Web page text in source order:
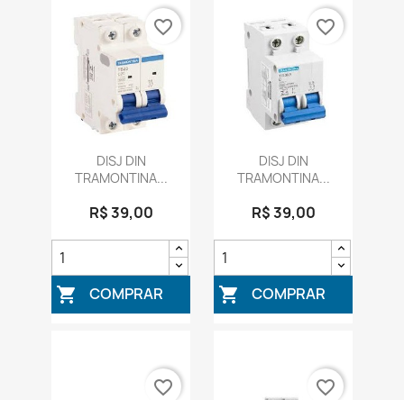
DISJ DIN
TRAMONTINA...
R$ 39,00
 COMPRAR
favorite_border
DISJ DIN
TRAMONTINA...
R$ 39,00
 COMPRAR
favorite_border
favorite_border favorite_border